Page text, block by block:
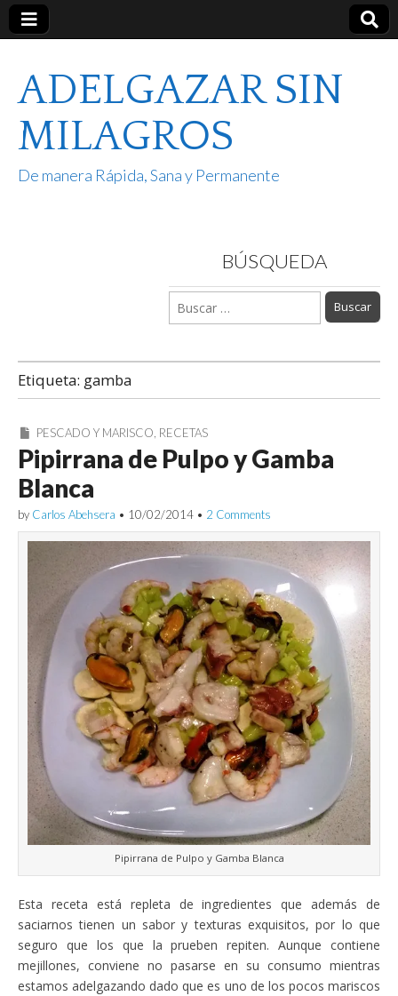
ADELGAZAR SIN
MILAGROS
De manera Rápida, Sana y Permanente
BÚSQUEDA
Buscar:
Etiqueta: gamba
PESCADO Y MARISCO, RECETAS
Pipirrana de Pulpo y Gamba
Blanca
by Carlos Abehsera • 10/02/2014 • 2 Comments
Pipirrana de Pulpo y Gamba Blanca
Esta receta está repleta de ingredientes que además de
saciarnos tienen un sabor y texturas exquisitos, por lo que
seguro que los que la prueben repiten. Aunque contiene
mejillones, conviene no pasarse en su consumo mientras
estamos adelgazando dado que es uno de los pocos mariscos